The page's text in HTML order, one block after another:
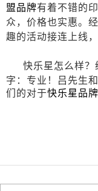
盟品牌有着不错的
众，价格也实惠。
趣的活动接连上线
快乐星怎么样？
字：专业！
吕先生
们的对于快乐星品牌